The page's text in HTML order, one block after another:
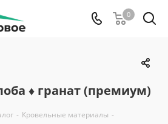
0
♦ гранат (премиум)
- Кровельные материалы -